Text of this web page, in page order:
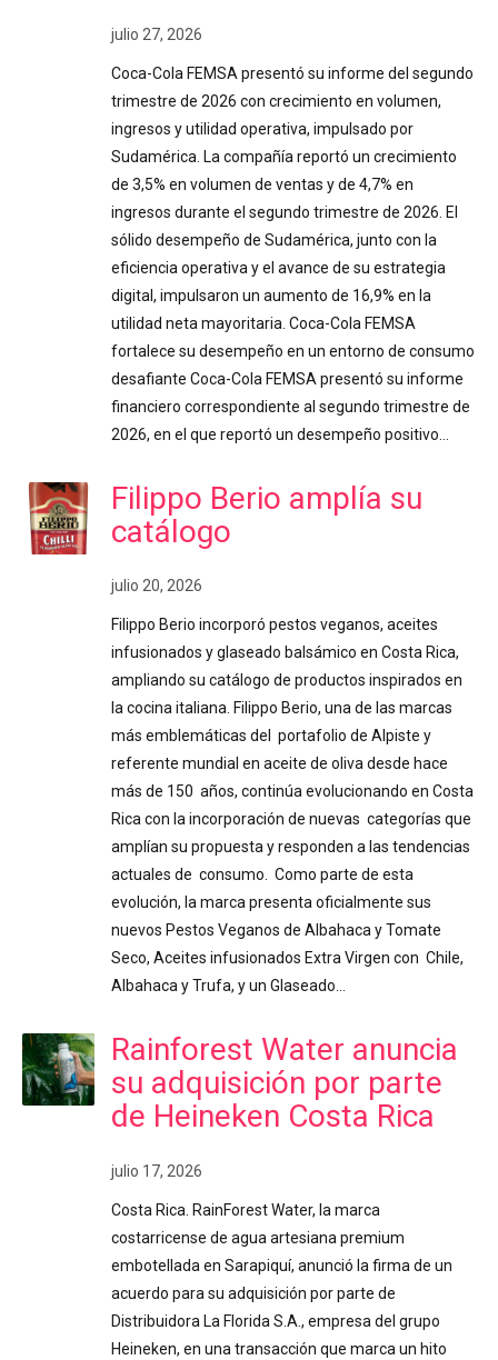
julio 27, 2026
Coca-Cola FEMSA presentó su informe del segundo
trimestre de 2026 con crecimiento en volumen,
ingresos y utilidad operativa, impulsado por
Sudamérica. La compañía reportó un crecimiento
de 3,5% en volumen de ventas y de 4,7% en
ingresos durante el segundo trimestre de 2026. El
sólido desempeño de Sudamérica, junto con la
eficiencia operativa y el avance de su estrategia
digital, impulsaron un aumento de 16,9% en la
utilidad neta mayoritaria. Coca-Cola FEMSA
fortalece su desempeño en un entorno de consumo
desafiante Coca-Cola FEMSA presentó su informe
financiero correspondiente al segundo trimestre de
2026, en el que reportó un desempeño positivo…
Filippo Berio amplía su
catálogo
julio 20, 2026
Filippo Berio incorporó pestos veganos, aceites
infusionados y glaseado balsámico en Costa Rica,
ampliando su catálogo de productos inspirados en
la cocina italiana. Filippo Berio, una de las marcas
más emblemáticas del portafolio de Alpiste y
referente mundial en aceite de oliva desde hace
más de 150 años, continúa evolucionando en Costa
Rica con la incorporación de nuevas categorías que
amplían su propuesta y responden a las tendencias
actuales de consumo. Como parte de esta
evolución, la marca presenta oficialmente sus
nuevos Pestos Veganos de Albahaca y Tomate
Seco, Aceites infusionados Extra Virgen con Chile,
Albahaca y Trufa, y un Glaseado…
Rainforest Water anuncia
su adquisición por parte
de Heineken Costa Rica
julio 17, 2026
Costa Rica. RainForest Water, la marca
costarricense de agua artesiana premium
embotellada en Sarapiquí, anunció la firma de un
acuerdo para su adquisición por parte de
Distribuidora La Florida S.A., empresa del grupo
Heineken, en una transacción que marca un hito